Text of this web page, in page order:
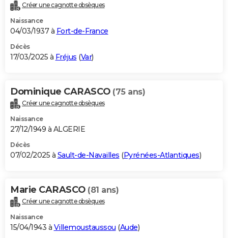
Créer une cagnotte obsèques
Naissance
04/03/1937 à Fort-de-France
Décès
17/03/2025 à Fréjus (Var)
Dominique CARASCO (75 ans)
Créer une cagnotte obsèques
Naissance
27/12/1949 à ALGERIE
Décès
07/02/2025 à Sault-de-Navailles (Pyrénées-Atlantiques)
Marie CARASCO (81 ans)
Créer une cagnotte obsèques
Naissance
15/04/1943 à Villemoustaussou (Aude)